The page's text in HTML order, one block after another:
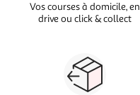
Vos courses à domicile, en
drive ou click & collect